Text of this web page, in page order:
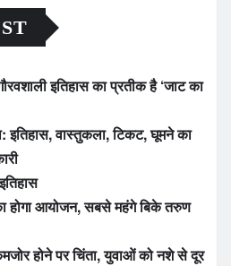
इतिहास का प्रतीक है ‘जाट का
इतिहास, वास्तुकला, टिकट, घूमने का
होगा आयोजन, सबसे महंगे बिके तरुण
होने पर चिंता, युवाओं को नशे से दूर